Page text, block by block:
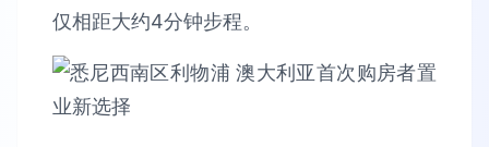
仅相距大约4分钟步程。